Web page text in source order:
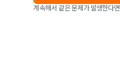
계속해서 같은 문제가 발생한다면